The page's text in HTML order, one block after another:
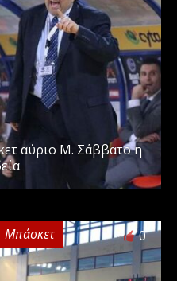
αύριο Μ. Σάββατο η
Μπάσκετ 0